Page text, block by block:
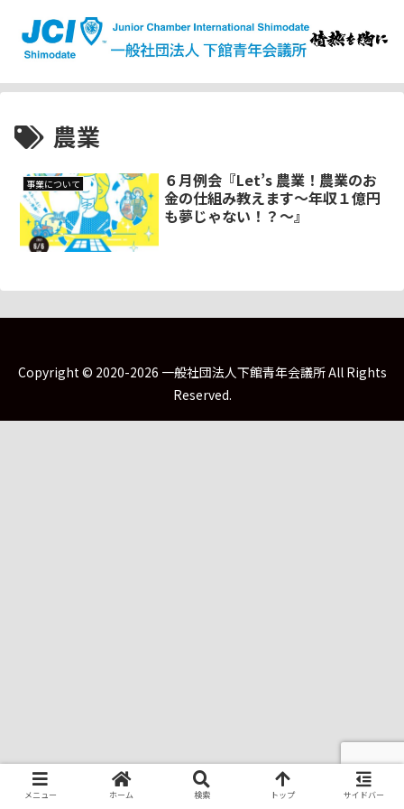
農業
事業について
６月例会『Let’s 農業！農業のお
金の仕組み教えます～年収１億円
も夢じゃない！？～』
Copyright © 2020-2026 一般社団法人下館青年会議所 All Rights
Reserved.
メニュー ホーム 検索 トップ サイドバー